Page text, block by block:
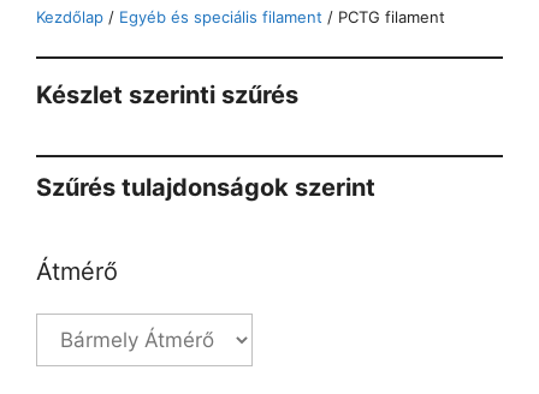
Kezdőlap / Egyéb és speciális filament / PCTG filament
Készlet szerinti szűrés
Szűrés tulajdonságok szerint
Átmérő